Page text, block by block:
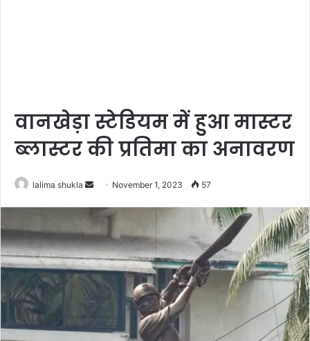
वानखेड़ा स्टेडियम में हुआ मास्टर
ब्लास्टर की प्रतिमा का अनावरण
lalima shukla
Send
email
November 1, 2023 57